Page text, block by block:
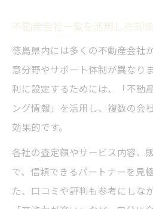
不動産会社一覧を活用し売却
徳島県内には多くの不動産会社
意分野やサポート体制が異なり
利に設定するためには、「不動
ング情報」を活用し、複数の会
効果的です。
各社の査定額やサービス内容、
で、信頼できるパートナーを見
た、口コミや評判も参考にしな